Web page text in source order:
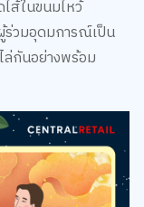
วมอุดมการณ์เป็น
ล่กันอย่างพร้อม